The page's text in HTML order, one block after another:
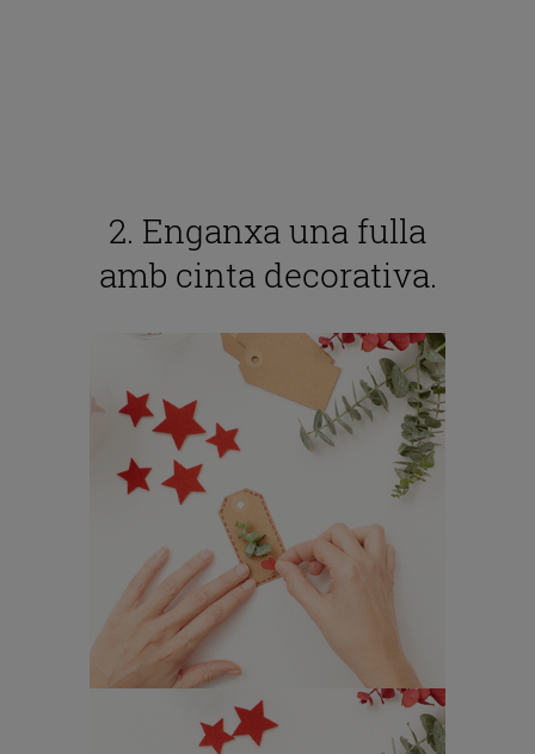
2. Enganxa una fulla
amb cinta decorativa.